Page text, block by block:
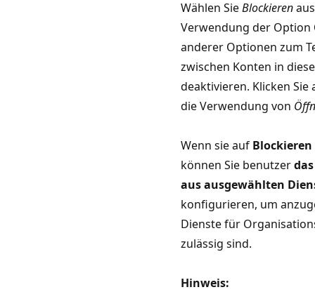
Wählen SieBlockieren
Verwendung der Option
anderer Optionen zum
zwischen Konten in
deaktivieren. Klicken Sie
die Verwendung von
Wenn sie auf Blockieren
können Sie benutzer
aus ausgewählten
konfigurieren, um
Dienste für
zulässig sind.
Hinweis: